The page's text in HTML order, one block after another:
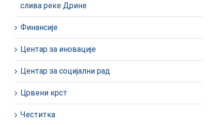
слива реке Дрине
Финансије
Центар за иновације
Центар за социјални рад
Црвени крст
Честитка